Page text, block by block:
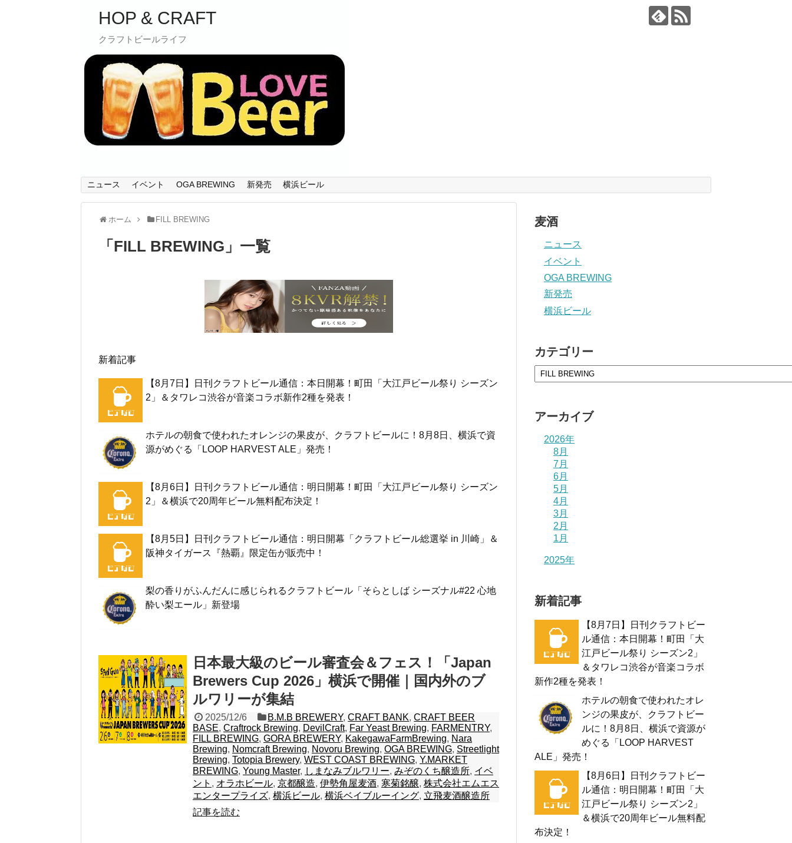
HOP & CRAFT
クラフトビールライフ
ニュース イベント OGA BREWING 新発売 横浜ビール
ホーム FILL BREWING
「 FILL BREWING 」 一覧
新着記事
【8月7日】日刊クラフトビール通信：本日開幕！町田「大江戸ビール祭り シーズン
2」＆タワレコ渋谷が音楽コラボ新作2種を発表！
ホテルの朝食で使われたオレンジの果皮が、クラフトビールに！8月8日、横浜で資
源がめぐる「LOOP HARVEST ALE」発売！
【8月6日】日刊クラフトビール通信：明日開幕！町田「大江戸ビール祭り シーズン
2」＆横浜で20周年ビール無料配布決定！
【8月5日】日刊クラフトビール通信：明日開幕「クラフトビール総選挙 in 川崎」＆
阪神タイガース『熱覇』限定缶が販売中！
梨の香りがふんだんに感じられるクラフトビール「そらとしば シーズナル#22 心地
酔い梨エール」新登場
日本最大級のビール審査会＆フェス！「Japan
Brewers Cup 2026」横浜で開催｜国内外のブ
ルワリーが集結
2025/12/6 B.M.B BREWERY,CRAFT BANK,CRAFT BEER
BASE, Craftrock Brewing, DevilCraft, Far Yeast Brewing, FARMENTRY,
FILL BREWING, GORA BREWERY, KakegawaFarmBrewing, Nara
Brewing, Nomcraft Brewing, Novoru Brewing, OGA BREWING, Streetlight
Brewing, Totopia Brewery, WEST COAST BREWING, Y.MARKET
BREWING, Young Master, しまなみブルワリー, みぞのくち醸造所, イベ
ント , オラホビール, 京都醸造, 伊勢角屋麦酒, 寒菊銘醸, 株式会社エムエス
エンタープライズ, 横浜ビール, 横浜ベイブルーイング, 立飛麦酒醸造所
記事を読む
麦酒
ニュース
イベント
OGA BREWING
新発売
横浜ビール
カテゴリー
アーカイブ
2026年
8月
7月
6月
5月
4月
3月
2月
1月
2025年
新着記事
【8月7日】日刊クラフトビー
ル通信：本日開幕！町田「大
江戸ビール祭り シーズン2」
＆タワレコ渋谷が音楽コラボ
新作2種を発表！
ホテルの朝食で使われたオレ
ンジの果皮が、クラフトビー
ルに！8月8日、横浜で資源が
めぐる「LOOP HARVEST
ALE」発売！
【8月6日】日刊クラフトビー
ル通信：明日開幕！町田「大
江戸ビール祭り シーズン2」
＆横浜で20周年ビール無料配
布決定！